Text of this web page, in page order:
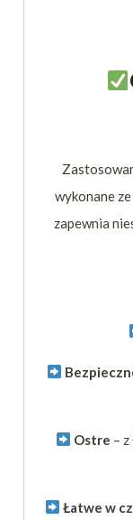
wykonane ze
zapewnia
Ostre –
Łatwe w